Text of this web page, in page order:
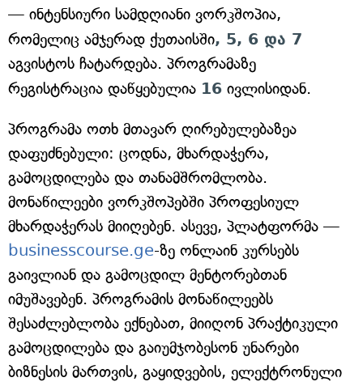
— ინტენსიური სამდღიანი ვორკშოპია,
რომელიც ამჯერად ქუთაისში, 5, 6 და 7
აგვისტოს ჩატარდება. პროგრამაზე
რეგისტრაცია დაწყებულია 16 ივლისიდან.
პროგრამა ოთხ მთავარ ღირებულებაზეა
დაფუძნებული: ცოდნა, მხარდაჭერა,
გამოცდილება და თანამშრომლობა.
მონაწილეები ვორკშოპებში პროფესიულ
მხარდაჭერას მიიღებენ. ასევე, პლატფორმა —
businesscourse.ge-ზე ონლაინ კურსებს
გაივლიან და გამოცდილ მენტორებთან
იმუშავებენ. პროგრამის მონაწილეებს
შესაძლებლობა ექნებათ, მიიღონ პრაქტიკული
გამოცდილება და გაიუმჯობესონ უნარები
ბიზნესის მართვის, გაყიდვების, ელექტრონული